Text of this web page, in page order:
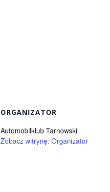
ORGANIZATOR
Automobilklub Tarnowski
Zobacz witrynę: Organizator